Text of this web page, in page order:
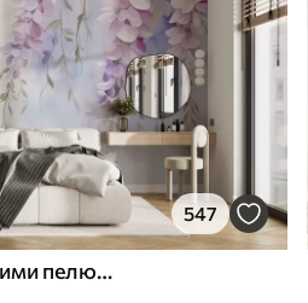
547
Квіти гліцинії з бузковими пелюстками та зеленим листям, що звисає з гілок, м'які пастельні кольори, пастельний фон